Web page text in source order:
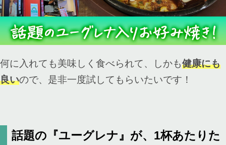
何に入れても美味しく食べられて、しかも健康にも
良いので、是非一度試してもらいたいです！
話題の『ユーグレナ』が、1杯あたりた